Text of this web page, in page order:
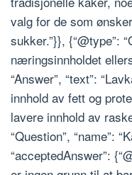
valg for de som
sukker.”}}, {“@type”:
næringsinnholdet
“Answer”, “text”:
innhold av fett og
lavere innhold av
“Question”, “name”:
“acceptedAnswer”: